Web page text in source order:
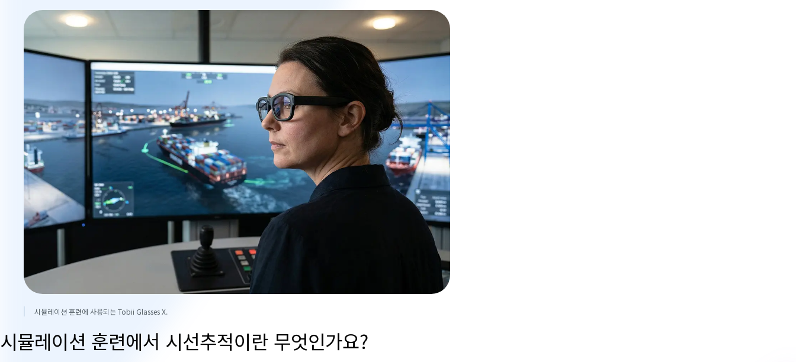
시뮬레이션 훈련에 사용되는 Tobii Glasses X.
시뮬레이션 훈련에서 시선추적이란 무엇인가요?